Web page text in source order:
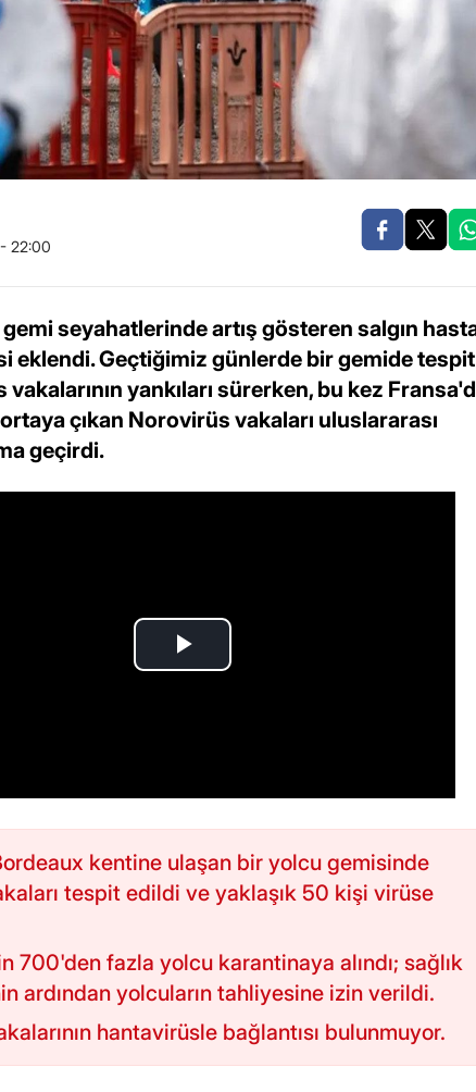
22:00
seyahatlerinde artış gösteren salgın
eklendi. Geçtiğimiz günlerde bir gemide tespit
yankıları sürerken, bu kez
çıkan Norovirüs vakaları uluslararası
geçirdi.
kentine ulaşan bir yolcu gemisinde
tespit edildi ve yaklaşık 50 kişi virüse
700'den fazla yolcu karantinaya alındı; sağlık
ardından yolcuların tahliyesine izin verildi.
hantavirüsle bağlantısı bulunmuyor.